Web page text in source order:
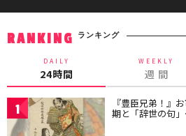
RANKING ランキング
DAILY
24時間
WEEKLY
週 間
1 『豊臣兄弟！』
期と「辞世の句